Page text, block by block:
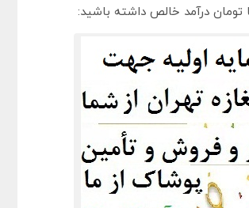
تومان درآمد خالص داشته باشید: